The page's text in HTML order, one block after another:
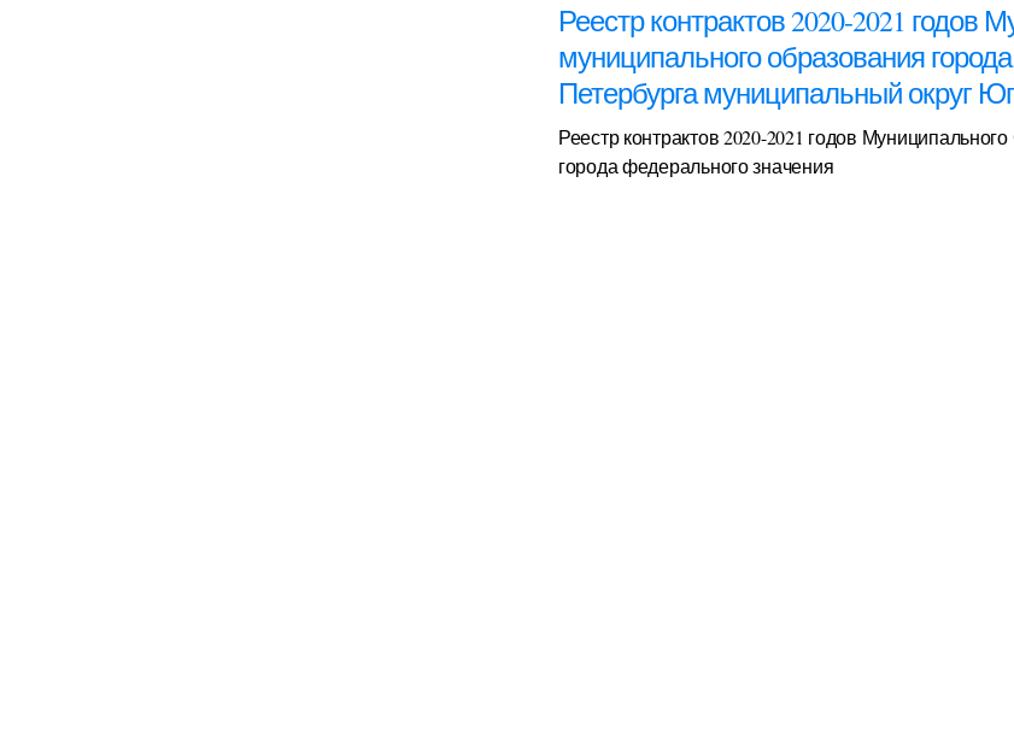
Реестр контрактов 2020-2021 годов
муниципального образования
Петербурга муниципальный округ
Реестр контрактов 2020-2021 годов
города федерального значения